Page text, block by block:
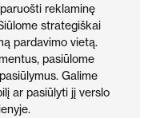
reklaminę
strategiškai
pardavimo vietą.
pasiūlome
Galime
ar pasiūlyti jį verslo